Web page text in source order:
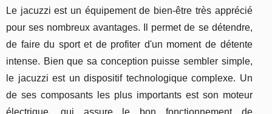
Le jacuzzi est un équipement de bien-être très apprécié
pour ses nombreux avantages. Il permet de se détendre,
de faire du sport et de profiter d'un moment de détente
intense. Bien que sa conception puisse sembler simple,
le jacuzzi est un dispositif technologique complexe. Un
de ses composants les plus importants est son moteur